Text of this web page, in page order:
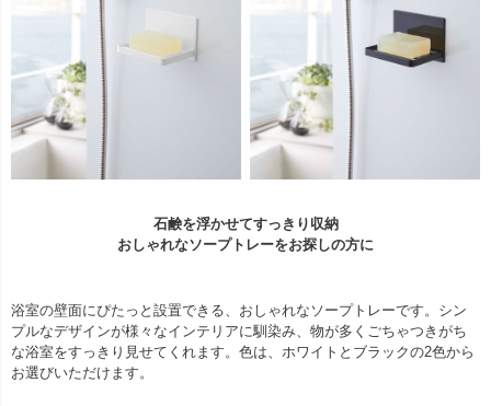
石鹸を浮かせてすっきり収納
おしゃれなソープトレーをお探しの方に
浴室の壁面にぴたっと設置できる、おしゃれなソープトレーです。シン
プルなデザインが様々なインテリアに馴染み、物が多くごちゃつきがち
な浴室をすっきり見せてくれます。色は、ホワイトとブラックの2色から
お選びいただけます。